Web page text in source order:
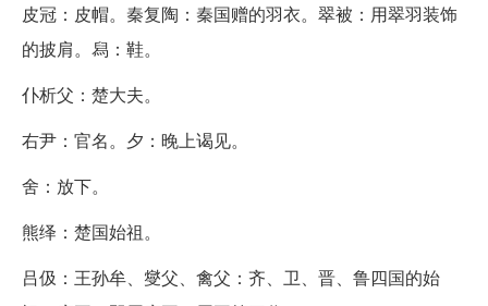
皮冠：皮帽。秦复陶：秦国赠的羽衣。翠被：用翠羽装饰
的披肩。舄：鞋。
仆析父：楚大夫。
右尹：官名。夕：晚上谒见。
舍：放下。
熊绎：楚国始祖。
吕伋：王孙牟、燮父、禽父：齐、卫、晋、鲁四国的始